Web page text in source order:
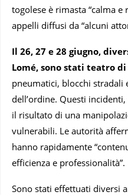
togolese è rimasta “calma
appelli diffusi da “alcuni
Il 26, 27 e 28 giugno,
Lomé, sono stati teatro
pneumatici, blocchi stradali
dell’ordine. Questi
il ​​risultato di una
vulnerabili. Le autorità
hanno rapidamente
efficienza e professionalità”.
Sono stati effettuati diversi